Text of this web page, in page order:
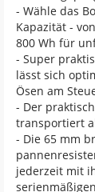
- Wähle das
Kapazität -
800 Wh für
- Super
lässt sich
Ösen am
- Der
transportiert
- Die 65 mm
jederzeit mit